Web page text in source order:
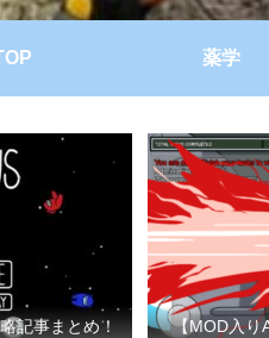
薬学
記事まとめ！ 【MOD入り